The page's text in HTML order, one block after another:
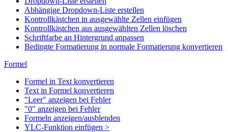
Abhängige Dropdown-Liste erstellen
Kontrollkästchen in ausgewählte Zellen einfügen
Kontrollkästchen aus ausgewählten Zellen löschen
Schriftfarbe an Hintergrund anpassen
Bedingte Formatierung in normale Formatierung konvertieren
Formel
Formel in Text konvertieren
Text in Formel konvertieren
"Leer" anzeigen bei Fehler
"0" anzeigen bei Fehler
Formeln anzeigen/ausblenden
YLC-Funktion einfügen >